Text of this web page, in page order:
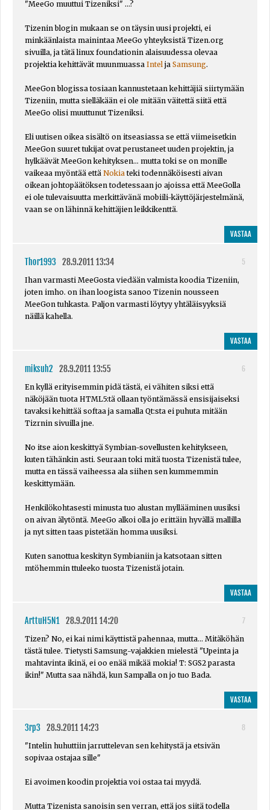
"MeeGo muuttui Tizeniksi" ...?
Tizenin blogin mukaan se on täysin uusi projekti, ei
minkäänlaista mainintaa MeeGo yhteyksistä Tizen.org
sivuilla, ja tätä linux foundationin alaisuudessa olevaa
projektia kehittävät muunmuassa Intel ja Samsung.
MeeGon blogissa tosiaan kannustetaan kehittäjiä siirtymään
Tizeniin, mutta sielläkään ei ole mitään väitettä siitä että
MeeGo olisi muuttunut Tizeniksi.
Eli uutisen oikea sisältö on itseasiassa se että viimeisetkin
MeeGon suuret tukijat ovat perustaneet uuden projektin, ja
hylkäävät MeeGon kehityksen... mutta toki se on monille
vaikeaa myöntää että Nokia teki todennäköisesti aivan
oikean johtopäätöksen todetessaan jo ajoissa että MeeGolla
ei ole tulevaisuutta merkittävänä mobiili-käyttöjärjestelmänä,
vaan se on lähinnä kehittäjien leikkikenttä.
VASTAA
Thor1993 28.9.2011 13:34
5
Ihan varmasti MeeGosta viedään valmista koodia Tizeniin,
joten imho. on ihan loogista sanoo Tizenin nousseen
MeeGon tuhkasta. Paljon varmasti löytyy yhtäläisyyksiä
näillä kahella.
VASTAA
miksuh2 28.9.2011 13:55
6
En kyllä erityisemmin pidä tästä, ei vähiten siksi että
näköjään tuota HTML5:tä ollaan työntämässä ensisijaiseksi
tavaksi kehittää softaa ja samalla Qt:sta ei puhuta mitään
Tizrnin sivuilla jne.
No itse aion keskittyä Symbian-sovellusten kehitykseen,
kuten tähänkin asti. Seuraan toki mitä tuosta Tizenistä tulee,
mutta en tässä vaiheessa ala siihen sen kummemmin
keskittymään.
Henkilökohtasesti minusta tuo alustan myllääminen uusiksi
on aivan älytöntä. MeeGo alkoi olla jo erittäin hyvällä mallilla
ja nyt sitten taas pistetään homma uusiksi.
Kuten sanottua keskityn Symbianiin ja katsotaan sitten
mtöhemmin ttuleeko tuosta Tizenistä jotain.
VASTAA
ArttuH5N1 28.9.2011 14:20
7
Tizen? No, ei kai nimi käyttistä pahennaa, mutta... Mitäköhän
tästä tulee. Tietysti Samsung-vajakkien mielestä "Upeinta ja
mahtavinta ikinä, ei oo enää mikää mokia! T: SGS2 parasta
ikin!" Mutta saa nähdä, kun Sampalla on jo tuo Bada.
VASTAA
3rp3 28.9.2011 14:23
8
"Intelin huhuttiin jarruttelevan sen kehitystä ja etsivän
sopivaa ostajaa sille"
Ei avoimen koodin projektia voi ostaa tai myydä.
Mutta Tizenista sanoisin sen verran, että jos siitä todella